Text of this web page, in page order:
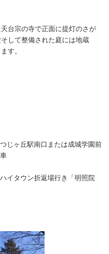
台宗の寺で正面に提灯のさが
して整備された庭には地蔵
す。
じヶ丘駅南口または成城学園前
イタウン折返場行き「明照院